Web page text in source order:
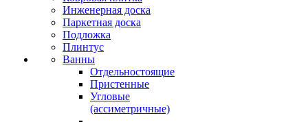
Инженерная доска
Паркетная доска
Подложка
Плинтус
Ванны
Отдельностоящие
Пристенные
Угловые
(ассиметричные)